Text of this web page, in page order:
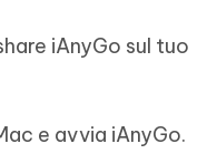
iAnyGo sul tuo
e avvia iAnyGo.